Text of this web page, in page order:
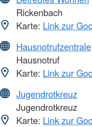
Rickenbach
Karte: Link zur
Hausnotrufzentrale
Hausnotruf
Karte: Link zur
Jugendrotkreuz
Jugendrotkreuz
Karte: Link zur